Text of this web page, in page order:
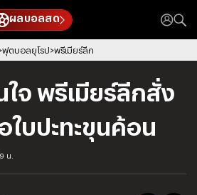
ผลบอลสด
ฟุตบอลยุโรป พรีเมียร์ลีก
ใจ พรีเมียร์ลีกสั่ง
ใบปะทะขุนค้อน
น.